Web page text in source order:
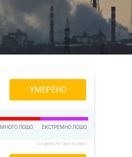
УМЕРЕНО
МНОГО ЛОШО ЕКСТРЕМНО ЛОШО
European Air Quality Index